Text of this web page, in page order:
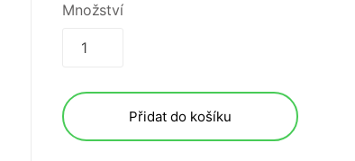
Množství
Přidat do košíku